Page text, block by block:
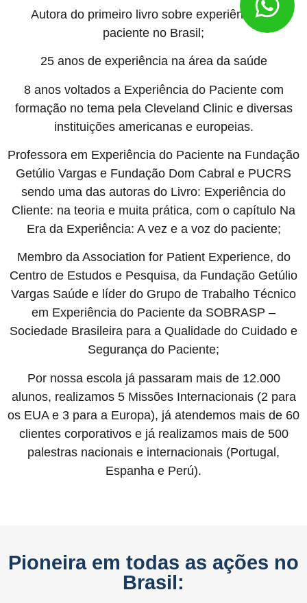
Autora do primeiro livro sobre experiência do
paciente no Brasil;
25 anos de experiência na área da saúde
8 anos voltados a Experiência do Paciente com
formação no tema pela Cleveland Clinic e diversas
instituições americanas e europeias.
Professora em Experiência do Paciente na Fundação
Getúlio Vargas e Fundação Dom Cabral e PUCRS
sendo uma das autoras do Livro: Experiência do
Cliente: na teoria e muita prática, com o capítulo Na
Era da Experiência: A vez e a voz do paciente;
Membro da Association for Patient Experience, do
Centro de Estudos e Pesquisa, da Fundação Getúlio
Vargas Saúde e líder do Grupo de Trabalho Técnico
em Experiência do Paciente da SOBRASP –
Sociedade Brasileira para a Qualidade do Cuidado e
Segurança do Paciente;
Por nossa escola já passaram mais de 12.000
alunos, realizamos 5 Missões Internacionais (2 para
os EUA e 3 para a Europa), já atendemos mais de 60
clientes corporativos e já realizamos mais de 500
palestras nacionais e internacionais (Portugal,
Espanha e Perú).
Pioneira em todas as ações no
Brasil: